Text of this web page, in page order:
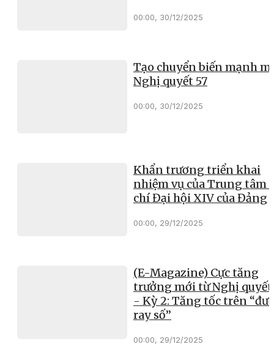
00:00, 30/12/2025
Tạo chuyển biến mạnh
Nghị quyết 57
00:00, 30/12/2025
Khẩn trương triển khai
nhiệm vụ của Trung tâm
chí Đại hội XIV của Đảng
00:00, 29/12/2025
(E-Magazine) Cực tăng
trưởng mới từ Nghị quyết
- Kỳ 2: Tăng tốc trên
ray số”
00:00, 29/12/2025